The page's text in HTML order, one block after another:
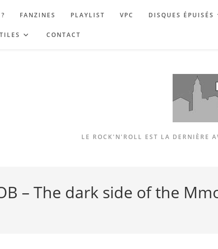
FANZINES PLAYLIST VPC DISQUES ÉPUISÉS
CONTACT
LE ROCK'N'ROLL EST LA DERNIÈRE
– The dark side of the